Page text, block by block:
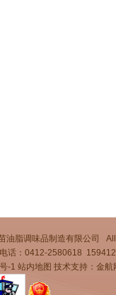
油脂调味品制造有限公司
话：0412-2580618
-1 站内地图 技术支持：金航